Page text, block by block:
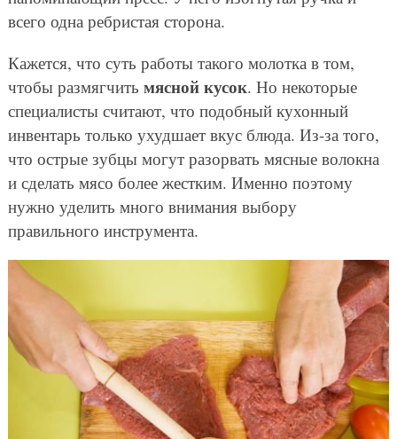
всего одна ребристая сторона.
Кажется, что суть работы такого молотка в том,
чтобы размягчить мясной кусок. Но некоторые
специалисты считают, что подобный кухонный
инвентарь только ухудшает вкус блюда. Из-за того,
что острые зубцы могут разорвать мясные волокна
и сделать мясо более жестким. Именно поэтому
нужно уделить много внимания выбору
правильного инструмента.